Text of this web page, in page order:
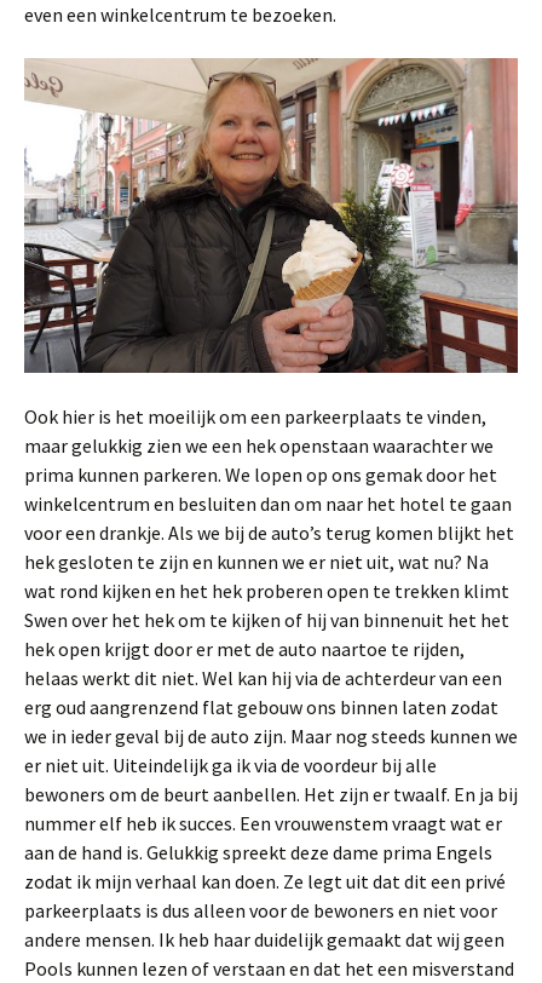
even een winkelcentrum te bezoeken.
Ook hier is het moeilijk om een parkeerplaats te vinden,
maar gelukkig zien we een hek openstaan waarachter we
prima kunnen parkeren. We lopen op ons gemak door het
winkelcentrum en besluiten dan om naar het hotel te gaan
voor een drankje. Als we bij de auto’s terug komen blijkt het
hek gesloten te zijn en kunnen we er niet uit, wat nu? Na
wat rond kijken en het hek proberen open te trekken klimt
Swen over het hek om te kijken of hij van binnenuit het het
hek open krijgt door er met de auto naartoe te rijden,
helaas werkt dit niet. Wel kan hij via de achterdeur van een
erg oud aangrenzend flat gebouw ons binnen laten zodat
we in ieder geval bij de auto zijn. Maar nog steeds kunnen we
er niet uit. Uiteindelijk ga ik via de voordeur bij alle
bewoners om de beurt aanbellen. Het zijn er twaalf. En ja bij
nummer elf heb ik succes. Een vrouwenstem vraagt wat er
aan de hand is. Gelukkig spreekt deze dame prima Engels
zodat ik mijn verhaal kan doen. Ze legt uit dat dit een privé
parkeerplaats is dus alleen voor de bewoners en niet voor
andere mensen. Ik heb haar duidelijk gemaakt dat wij geen
Pools kunnen lezen of verstaan en dat het een misverstand